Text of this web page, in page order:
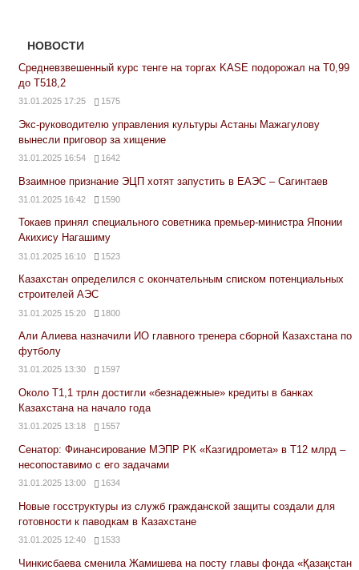
НОВОСТИ
Средневзвешенный курс тенге на торгах KASE подорожал на Т0,99
до Т518,2
31.01.2025 17:25 1575
Экс-руководителю управления культуры Астаны Мажагулову
вынесли приговор за хищение
31.01.2025 16:54 1642
Взаимное признание ЭЦП хотят запустить в ЕАЭС – Сагинтаев
31.01.2025 16:42 1590
Токаев принял специального советника премьер-министра Японии
Акихису Нагашиму
31.01.2025 16:10 1523
Казахстан определился с окончательным списком потенциальных
строителей АЭС
31.01.2025 15:20 1800
Али Алиева назначили ИО главного тренера сборной Казахстана по
футболу
31.01.2025 13:30 1597
Около Т1,1 трлн достигли «безнадежные» кредиты в банках
Казахстана на начало года
31.01.2025 13:18 1557
Сенатор: Финансирование МЭПР РК «Казгидромета» в Т12 млрд –
несопоставимо с его задачами
31.01.2025 13:00 1634
Новые госструктуры из служб гражданской защиты создали для
готовности к паводкам в Казахстане
31.01.2025 12:40 1533
Чинкисбаева сменила Жамишева на посту главы фонда «Қазақстан